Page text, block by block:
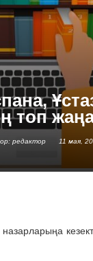
топ
редактор 11 мая,
назарларыңа